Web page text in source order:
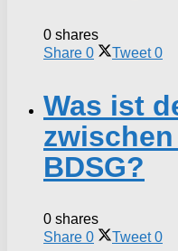
0 shares
Share 0 Tweet 0
Was ist
zwischen
BDSG?
0 shares
Share 0 Tweet 0